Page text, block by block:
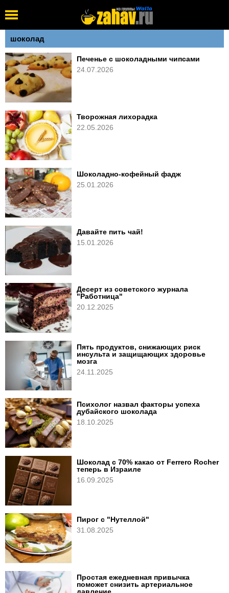
шоколад
Печенье с шоколадными чипсами
24.07.2026
Творожная лихорадка
22.05.2026
Шоколадно-кофейный фадж
25.01.2026
Давайте пить чай!
15.01.2026
Десерт из советского журнала
"Работница"
20.12.2025
Пять продуктов, снижающих риск
инсульта и защищающих здоровье
мозга
24.11.2025
Психолог назвал факторы успеха
дубайского шоколада
18.10.2025
Шоколад с 70% какао от Ferrero Rocher
теперь в Израиле
16.09.2025
Пирог с "Нутеллой"
31.08.2025
Простая ежедневная привычка
поможет снизить артериальное
давление